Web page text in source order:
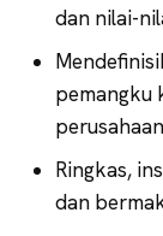
dan nilai-
pemangku
Ringkas,
dan